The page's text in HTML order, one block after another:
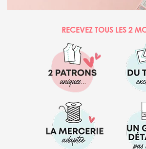
RECEVEZ TOUS LES 2